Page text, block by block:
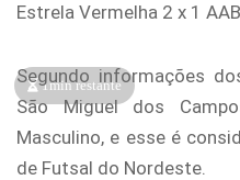
1min restante
Estrela Vermelha 2 x 1
Segundo informações
São Miguel dos
Masculino, e esse é
de Futsal do Nordeste.